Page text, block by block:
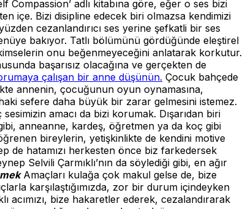
Compassion’ adlı kitabına göre, eğer o ses bizi
içe. Bizi disipline edecek biri olmazsa kendimizi
cezanlandırıcı ses yerine şefkatli bir ses
bakıyor. Tatlı bölümünü gördüğünde eleştirel
onu beğenmeyeceğini anlatarak korkutur.
başarısız olacağına ve gerçekten de
çalışan bir anne düşünün. Çocuk bahçede
annenin, çocuğunun oyun oynamasına,
sefere daha büyük bir zarar gelmesini istemez.
amacı da bizi korumak. Dışarıdan biri
anneanne, kardeş, öğretmen ya da koç gibi
bireylerin, yetişkinlikte de kendini motive
de hatamızı herkesten önce biz farkedersek
Selvili Çarmıklı’nın da söylediği gibi, en ağır
Amaçları kulağa çok makul gelse de, bize
karşılaştığımızda, zor bir durum içindeyken
acımızı, bize hakaretler ederek, cezalandırarak